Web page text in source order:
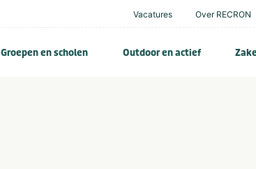
Vacatures Over RECRON
Groepen en scholen Outdoor en actief